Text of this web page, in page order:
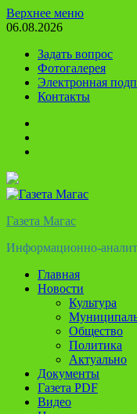
Перейти
к
Верхнее меню
06.08.2026
Задать вопрос
Фотогалерея
Электронная
Контакты
Газета Магас
Информационно-
Главная
Новости
Культура
Общество
Политика
Актуально
Документы
Газета PDF
Видео